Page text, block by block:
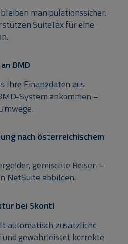
manipulationssicher.
SuiteTax für eine
BMD
Ihre Finanzdaten aus
System ankommen –
nach österreichischem
gemischte Reisen –
NetSuite abbilden.
bei Skonti
automatisch zusätzliche
und gewährleistet korrekte